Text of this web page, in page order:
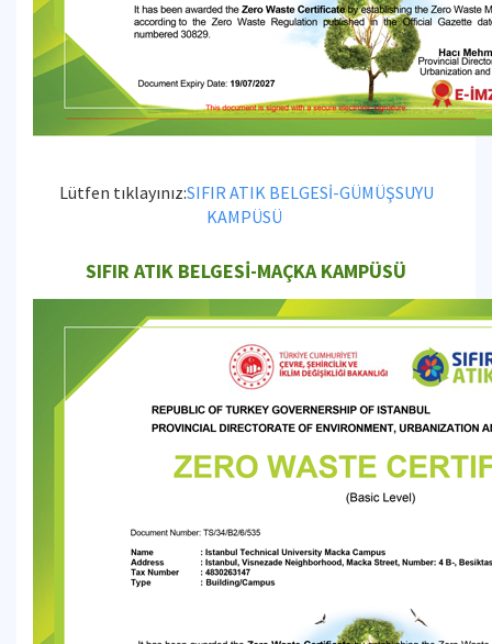
Lütfen tıklayınız:SIFIR ATIK BELGESİ-GÜMÜŞSUYU
KAMPÜSÜ
SIFIR ATIK BELGESİ-MAÇKA KAMPÜSÜ